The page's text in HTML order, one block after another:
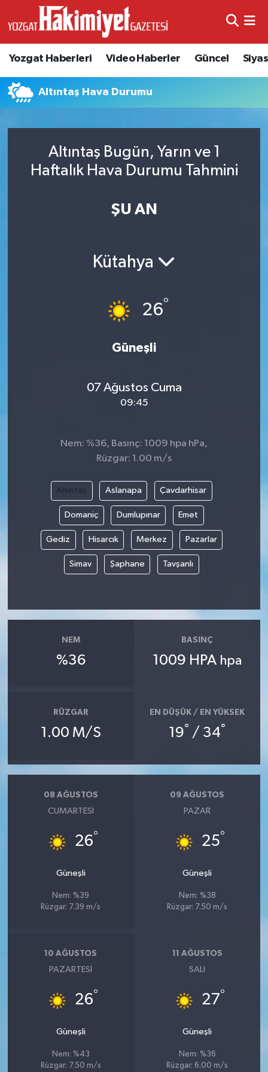
Yozgat Haberleri Video Haberler Güncel
Altıntaş Hava Durumu
Altıntaş Bugün, Yarın ve 1
Haftalık Hava Durumu Tahmini
ŞU AN
Kütahya
26°
Güneşli
07 Ağustos Cuma
09:45
Nem: %36, Basınç: 1009 hpa hPa,
Rüzgar: 1.00 m/s
Altıntaş Aslanapa Çavdarhisar
Domaniç Dumlupınar Emet
Gediz Hisarcık Merkez Pazarlar
Simav Şaphane Tavşanlı
NEM
%36
BASINÇ
1009 HPA hpa
RÜZGAR
1.00 M/S
EN DÜŞÜK / EN YÜKSEK
19° / 34°
08 AĞUSTOS
CUMARTESI
26°
Güneşli
Nem: %39
Rüzgar: 7.39 m/s
09 AĞUSTOS
PAZAR
25°
Güneşli
Nem: %38
Rüzgar: 7.50 m/s
10 AĞUSTOS
PAZARTESI
26°
Güneşli
Nem: %43
Rüzgar: 7.50 m/s
11 AĞUSTOS
SALI
27°
Güneşli
Nem: %36
Rüzgar: 6.00 m/s